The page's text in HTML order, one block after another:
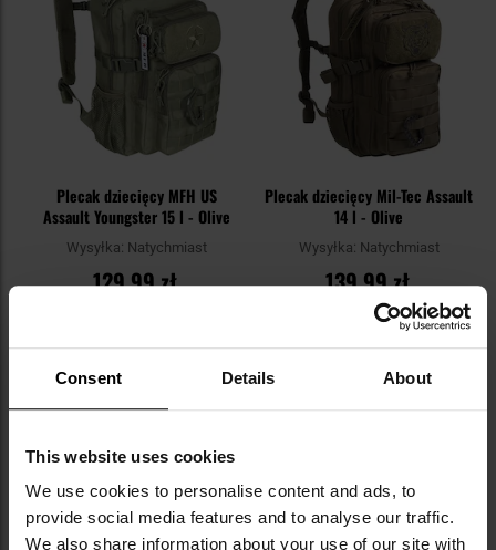
Consent Details About
This website uses cookies
We use cookies to personalise content and ads, to
provide social media features and to analyse our traffic.
We also share information about your use of our site with
Plecak dziecięcy MFH US
Assault Youngster 15 l - Olive
Wysyłka: Natychmiast
129,99 zł
DO KOSZYKA
Plecak dziecięcy Mil-Tec Assault
14 l - Olive
Wysyłka: Natychmiast
139,99 zł
DO KOSZYKA
NAJNOWSZE OPINIE